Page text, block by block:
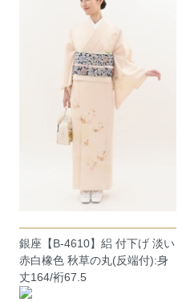
銀座【B-4610】絽 付下げ 淡い
赤白橡色 秋草の丸(反端付):身
丈164/裄67.5